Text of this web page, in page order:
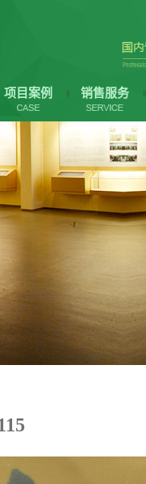
项目案例 销售服务